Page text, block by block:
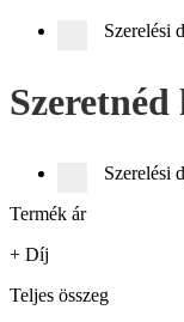
Szerelési
Szeretnéd
Szerelési
Termék ár
+ Díj
Teljes összeg